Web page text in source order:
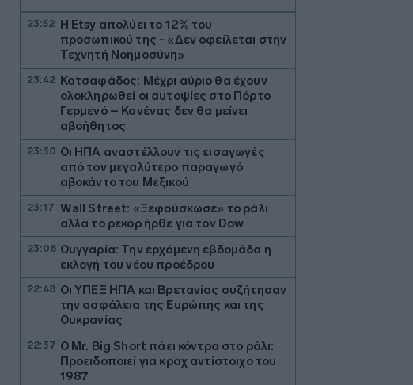
23:52
Η Etsy απολύει το 12% του
προσωπικού της - «Δεν οφείλεται στην
Τεχνητή Νοημοσύνη»
23:42 Κατσαφάδος: Μέχρι αύριο θα έχουν
ολοκληρωθεί οι αυτοψίες στο Πόρτο
Γερμενό – Κανένας δεν θα μείνει
αβοήθητος
23:30 Οι ΗΠΑ αναστέλλουν τις εισαγωγές
από τον μεγαλύτερο παραγωγό
αβοκάντο του Μεξικού
23:17 Wall Street: «Ξεφούσκωσε» το ράλι
αλλά το ρεκόρ ήρθε για τον Dow
23:08 Ουγγαρία: Την ερχόμενη εβδομάδα η
εκλογή του νέου προέδρου
22:48 Οι ΥΠΕΞ ΗΠΑ και Βρετανίας συζήτησαν
την ασφάλεια της Ευρώπης και της
Ουκρανίας
22:37 O Mr. Big Short πάει κόντρα στο ράλι:
Προειδοποιεί για κραχ αντίστοιχο του
1987